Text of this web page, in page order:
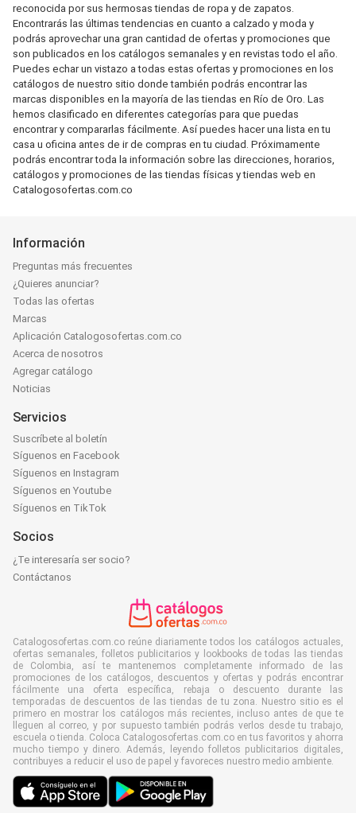
reconocida por sus hermosas tiendas de ropa y de zapatos.
Encontrarás las últimas tendencias en cuanto a calzado y moda y
podrás aprovechar una gran cantidad de ofertas y promociones que
son publicados en los catálogos semanales y en revistas todo el año.
Puedes echar un vistazo a todas estas ofertas y promociones en los
catálogos de nuestro sitio donde también podrás encontrar las
marcas disponibles en la mayoría de las tiendas en Río de Oro. Las
hemos clasificado en diferentes categorías para que puedas
encontrar y compararlas fácilmente. Así puedes hacer una lista en tu
casa u oficina antes de ir de compras en tu ciudad. Próximamente
podrás encontrar toda la información sobre las direcciones, horarios,
catálogos y promociones de las tiendas físicas y tiendas web en
Catalogosofertas.com.co
Información
Preguntas más frecuentes
¿Quieres anunciar?
Todas las ofertas
Marcas
Aplicación Catalogosofertas.com.co
Acerca de nosotros
Agregar catálogo
Noticias
Servicios
Suscríbete al boletín
Síguenos en Facebook
Síguenos en Instagram
Síguenos en Youtube
Síguenos en TikTok
Socios
¿Te interesaría ser socio?
Contáctanos
Catalogosofertas.com.co reúne diariamente todos los catálogos actuales,
ofertas semanales, folletos publicitarios y lookbooks de todas las tiendas
de Colombia, así te mantenemos completamente informado de las
promociones de los catálogos, descuentos y ofertas y podrás encontrar
fácilmente una oferta específica, rebaja o descuento durante las
temporadas de descuentos de las tiendas de tu zona. Nuestro sitio es el
primero en mostrar los catálogos más recientes, incluso antes de que te
lleguen al correo, y por supuesto también podrás verlos desde tu trabajo,
escuela o tienda. Coloca Catalogosofertas.com.co en tus favoritos y ahorra
mucho tiempo y dinero. Además, leyendo folletos publicitarios digitales,
contribuyes a reducir el uso de papel y favoreces nuestro medio ambiente.